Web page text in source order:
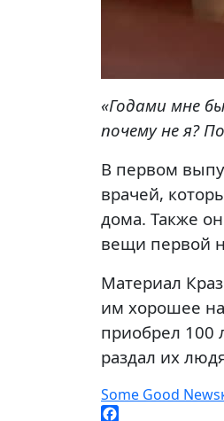
«Годами мне
почему не я?
В первом
врачей,
дома. Также
вещи первой
Материал
им хорошее
приобрел 100
раздал их
Some Good News